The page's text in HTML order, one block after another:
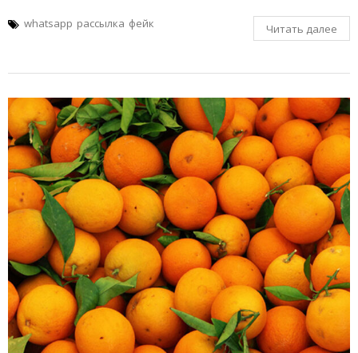
whatsapp рассылка фейк Читать далее